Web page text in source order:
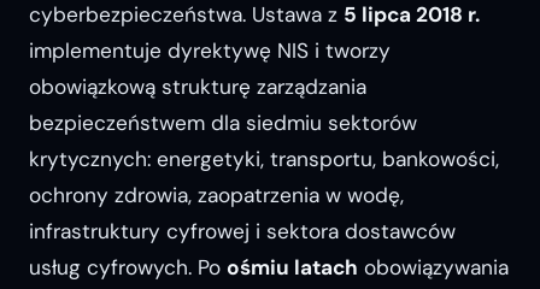
cyberbezpieczeństwa. Ustawa z 5 lipca 2018 r.
implementuje dyrektywę NIS i tworzy
obowiązkową strukturę zarządzania
bezpieczeństwem dla siedmiu sektorów
krytycznych: energetyki, transportu, bankowości,
ochrony zdrowia, zaopatrzenia w wodę,
infrastruktury cyfrowej i sektora dostawców
usług cyfrowych. Po ośmiu latach obowiązywania